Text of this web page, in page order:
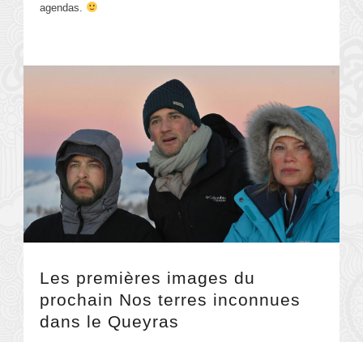
agendas.
Les premières images du
prochain Nos terres inconnues
dans le Queyras